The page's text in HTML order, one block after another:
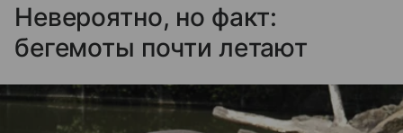
Невероятно, но факт:
бегемоты почти летают